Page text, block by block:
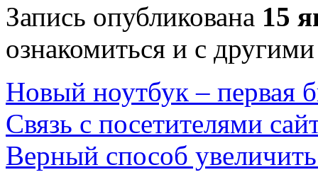
Запись опубликована 15
ознакомиться и с
Новый ноутбук – первая
Связь с посетителями
Верный способ